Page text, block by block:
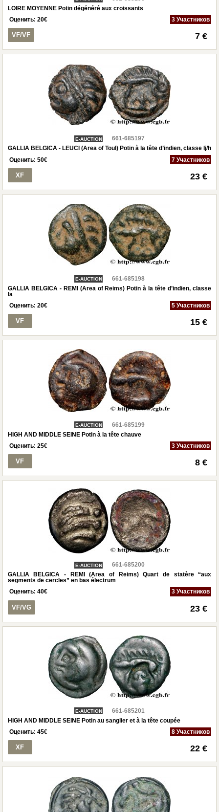
LOIRE MOYENNE Potin dégénéré aux croissants
Оценить: 20€ 3 Участников
VF/VF 7 €
E-AUCTION
661-685197
GALLIA BELGICA - LEUCI (Area of Toul) Potin à la tête d’indien, classe Ij/h
Оценить: 50€ 7 Участников
XF 23 €
E-AUCTION
661-685198
GALLIA BELGICA - REMI (Area of Reims) Potin à la tête d’indien, classe
Ia
Оценить: 20€ 5 Участников
VF 15 €
E-AUCTION
661-685199
HIGH AND MIDDLE SEINE Potin à la tête chauve
Оценить: 25€ 3 Участников
VF 8 €
E-AUCTION
661-685200
GALLIA BELGICA - REMI (Area of Reims) Quart de statère “aux
segments de cercles” en bas électrum
Оценить: 40€ 3 Участников
VF/VG 23 €
E-AUCTION
661-685201
HIGH AND MIDDLE SEINE Potin au sanglier et à la tête coupée
Оценить: 45€ 8 Участников
XF 22 €